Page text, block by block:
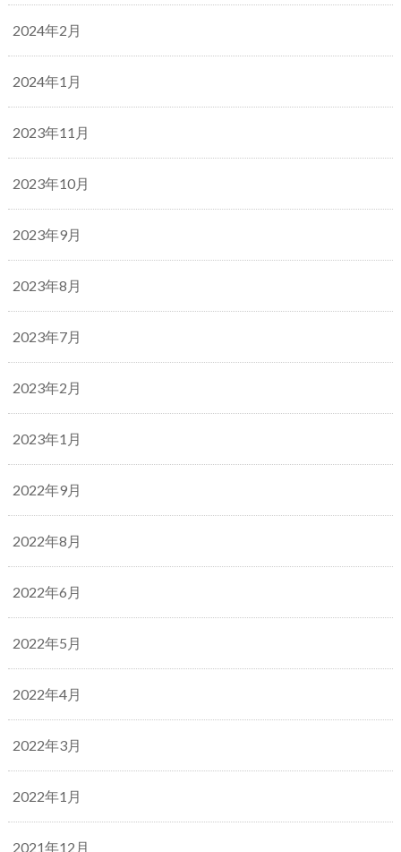
2024年2月
2024年1月
2023年11月
2023年10月
2023年9月
2023年8月
2023年7月
2023年2月
2023年1月
2022年9月
2022年8月
2022年6月
2022年5月
2022年4月
2022年3月
2022年1月
2021年12月